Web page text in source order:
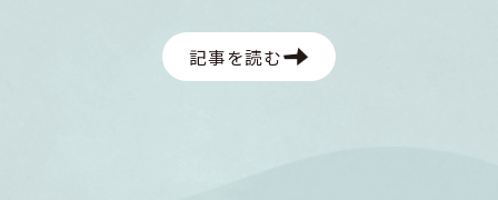
記事を読む